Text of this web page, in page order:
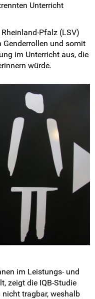
Unterricht
Pfalz (LSV)
und somit
im Unterricht aus, die
würde.
im Leistungs- und
zeigt die IQB-Studie
tragbar, weshalb